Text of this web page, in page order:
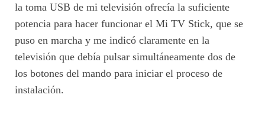
la toma USB de mi televisión ofrecía la suficiente
potencia para hacer funcionar el Mi TV Stick, que se
puso en marcha y me indicó claramente en la
televisión que debía pulsar simultáneamente dos de
los botones del mando para iniciar el proceso de
instalación.